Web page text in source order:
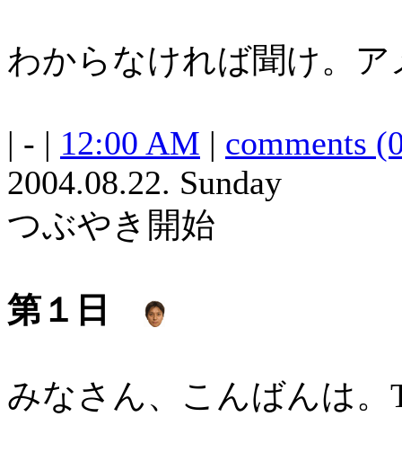
わからなければ聞け。
| - | 12:00 AM | comments
2004.08.22. Sunday
つぶやき開始
第１日
みなさん、こんばんは。